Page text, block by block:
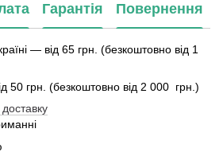
Гарантія Повернення
— від 65 грн. (безкоштовно від 1
50 грн. (безкоштовно від 2 000 грн.)